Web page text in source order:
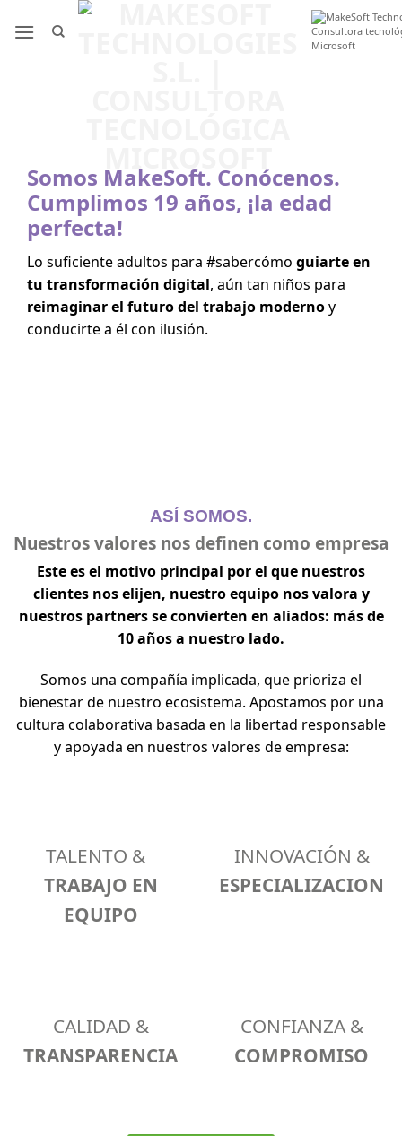
Somos MakeSoft. Conócenos.
Cumplimos 19 años, ¡la edad
perfecta!
Lo suficiente adultos para #sabercómo guiarte en
tu transformación digital, aún tan niños para
reimaginar el futuro del trabajo modernoy
conducirte a él con ilusión.
ASÍ SOMOS.
Nuestros valores nos definen como empresa
Este es el motivo principal por el que nuestros
clientes nos elijen, nuestro equipo nos valora y
nuestros partners se convierten en aliados: más de
10 años a nuestro lado.
Somos una compañía implicada, que prioriza el
bienestar de nuestro ecosistema. Apostamos por una
cultura colaborativa basada en la libertad responsable
y apoyada en nuestros valores de empresa:
TALENTO &
TRABAJO EN
EQUIPO
INNOVACIÓN &
ESPECIALIZACION
CALIDAD &
TRANSPARENCIA
CONFIANZA &
COMPROMISO